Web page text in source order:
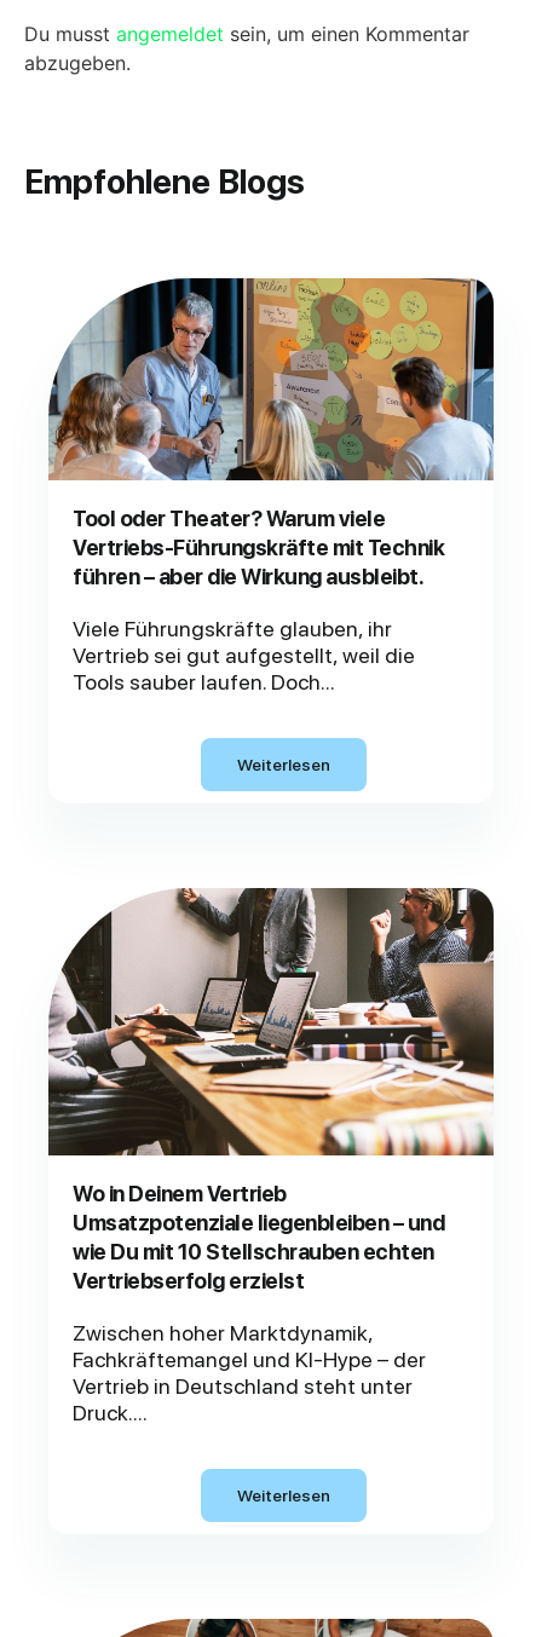
Du musst angemeldet sein, um einen Kommentar
abzugeben.
Empfohlene Blogs
Tool oder Theater? Warum viele
Vertriebs-Führungskräfte mit Technik
führen – aber die Wirkung ausbleibt.
Viele Führungskräfte glauben, ihr
Vertrieb sei gut aufgestellt, weil die
Tools sauber laufen. Doch...
Weiterlesen
Wo in Deinem Vertrieb
Umsatzpotenziale liegenbleiben – und
wie Du mit 10 Stellschrauben echten
Vertriebserfolg erzielst
Zwischen hoher Marktdynamik,
Fachkräftemangel und KI-Hype – der
Vertrieb in Deutschland steht unter
Druck....
Weiterlesen